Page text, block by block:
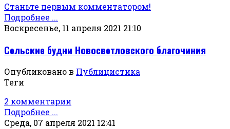
Станьте первым комментатором!
Подробнее ...
Воскресенье, 11 апреля 2021 21:10
Сельские будни Новосветловского благочиния
Опубликовано в Публицистика
Теги
2 комментарии
Подробнее ...
Среда, 07 апреля 2021 12:41